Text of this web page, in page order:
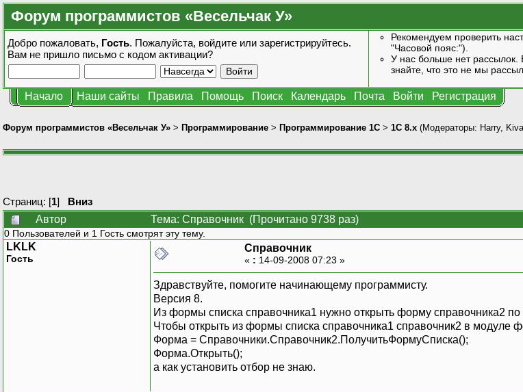
Форум программистов «Весельчак У»
Добро пожаловать, Гость. Пожалуйста, войдите или зарегистрируйтесь.
Вам не пришло письмо с кодом активации?
Рекомендуем проверить
"Часовой пояс:").
У нас больше нет
знайте, что это не мы
Начало Наши сайты Правила Помощь Поиск Календарь Почта Войти Регистрация
Форум программистов «Весельчак У» > Программирование > Программирование 1С > 1С 8.x (Модераторы: Harry,
Страниц: [1] Вниз
Автор
Тема: Справочник (Прочитано 9738 раз)
0 Пользователей и 1 Гость смотрят эту тему.
LKLK
Гость
Справочник
« : 14-09-2008 07:23 »
Здравствуйте, помогите начинающему программисту.
Версия 8.
Из формы списка справочника1 нужно открыть форму справочника2
Чтобы открыть из формы списка справочника1 справочник2 в модуле
Форма = Справочники.Справочник2.ПолучитьФормуСписка();
Форма.Открыть();
а как установить отбор не знаю.